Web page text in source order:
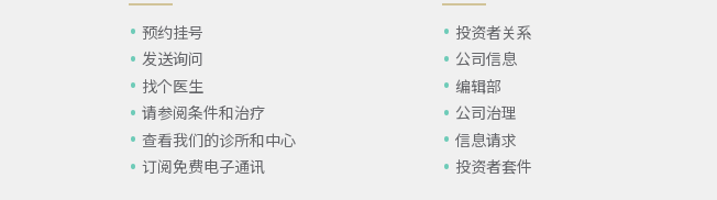
预约挂号
发送询问
找个医生
请参阅条件和治疗
查看我们的诊所和中心
订阅免费电子通讯
投资者关系
公司信息
编辑部
公司治理
信息请求
投资者套件